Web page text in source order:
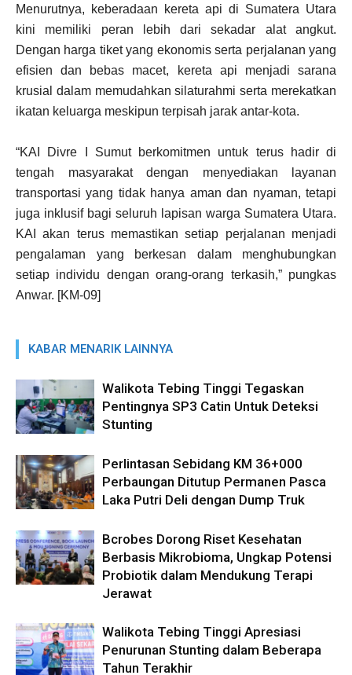
Menurutnya, keberadaan kereta api di Sumatera Utara
kini memiliki peran lebih dari sekadar alat angkut.
Dengan harga tiket yang ekonomis serta perjalanan yang
efisien dan bebas macet, kereta api menjadi sarana
krusial dalam memudahkan silaturahmi serta merekatkan
ikatan keluarga meskipun terpisah jarak antar-kota.
“KAI Divre I Sumut berkomitmen untuk terus hadir di
tengah masyarakat dengan menyediakan layanan
transportasi yang tidak hanya aman dan nyaman, tetapi
juga inklusif bagi seluruh lapisan warga Sumatera Utara.
KAI akan terus memastikan setiap perjalanan menjadi
pengalaman yang berkesan dalam menghubungkan
setiap individu dengan orang-orang terkasih,” pungkas
Anwar. [KM-09]
KABAR MENARIK LAINNYA
Walikota Tebing Tinggi Tegaskan
Pentingnya SP3 Catin Untuk Deteksi
Stunting
Perlintasan Sebidang KM 36+000
Perbaungan Ditutup Permanen Pasca
Laka Putri Deli dengan Dump Truk
Bcrobes Dorong Riset Kesehatan
Berbasis Mikrobioma, Ungkap Potensi
Probiotik dalam Mendukung Terapi
Jerawat
Walikota Tebing Tinggi Apresiasi
Penurunan Stunting dalam Beberapa
Tahun Terakhir